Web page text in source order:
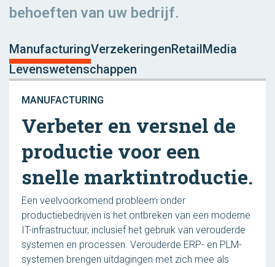
behoeften van uw bedrijf.
ManufacturingVerzekeringenRetailMedia
Levenswetenschappen
MANUFACTURING
Verbeter en versnel de
productie voor een
snelle marktintroductie.
Een veelvoorkomend probleem onder
productiebedrijven is het ontbreken van een moderne
IT-infrastructuur, inclusief het gebruik van verouderde
systemen en processen. Verouderde ERP- en PLM-
systemen brengen uitdagingen met zich mee als